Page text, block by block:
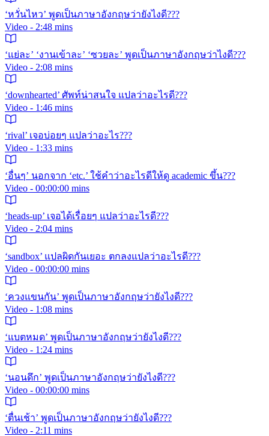
‘หวั่นไหว’ พูดเป็นภาษาอังกฤษว่ายังไงดี???
Video - 2:48 mins
‘แย่ละ’ ‘งานเข้าละ’ ‘ซวยละ’ พูดเป็นภาษาอังกฤษว่าไงดี???
Video - 2:08 mins
‘downhearted’ ศัพท์น่าสนใจ แปลว่าอะไรดี???
Video - 1:46 mins
‘rival’ เจอบ่อยๆ แปลว่าอะไร???
Video - 1:33 mins
‘อื่นๆ’ นอกจาก ‘etc.’ ใช้คำว่าอะไรดีให้ดู academic ขึ้น???
Video - 00:00:00 mins
‘heads-up’ เจอได้เรื่อยๆ แปลว่าอะไรดี???
Video - 2:04 mins
‘sandbox’ แปลผิดกันเยอะ ตกลงแปลว่าอะไรดี???
Video - 00:00:00 mins
‘ควงแขนกัน’ พูดเป็นภาษาอังกฤษว่ายังไงดี???
Video - 1:08 mins
‘แบตหมด’ พูดเป็นภาษาอังกฤษว่ายังไงดี???
Video - 1:24 mins
‘นอนดึก’ พูดเป็นภาษาอังกฤษว่ายังไงดี???
Video - 00:00:00 mins
‘ตื่นเช้า’ พูดเป็นภาษาอังกฤษว่ายังไงดี???
Video - 2:11 mins